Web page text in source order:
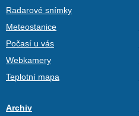
Radarové snímky
Meteostanice
Počasí u vás
Webkamery
Teplotní mapa
Archiv